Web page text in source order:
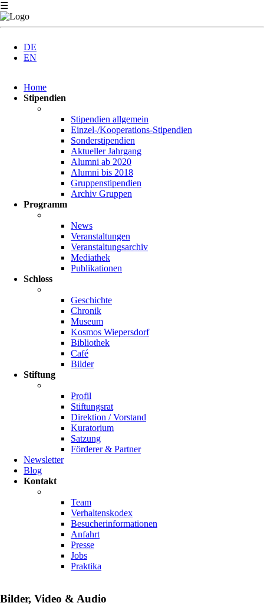
☰
DE
EN
überspringen
Home
Stipendien
Stipendien allgemein
Einzel-/Kooperations-Stipendien
Sonderstipendien
Aktueller Jahrgang
Alumni ab 2020
Alumni bis 2018
Gruppenstipendien
Archiv Gruppen
Programm
News
Veranstaltungen
Veranstaltungsarchiv
Mediathek
Publikationen
Schloss
Geschichte
Chronik
Museum
Kosmos Wiepersdorf
Bibliothek
Café
Bilder
Stiftung
Profil
Stiftungsrat
Direktion / Vorstand
Kuratorium
Satzung
Förderer & Partner
Newsletter
Blog
Kontakt
Team
Verhaltenskodex
Besucherinformationen
Anfahrt
Presse
Jobs
Praktika
Bilder, Video & Audio